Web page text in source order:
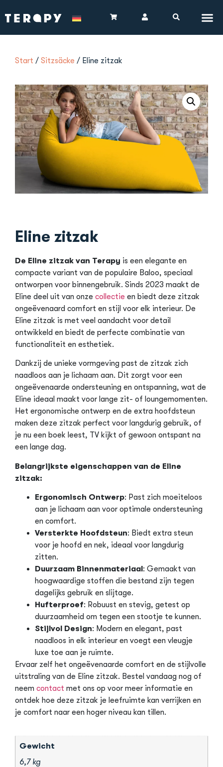
Start / Sitzsäcke / Eline zitzak
Eline zitzak
De Eline zitzak van Terapy is een elegante en
compacte variant van de populaire Baloo, speciaal
ontworpen voor binnengebruik. Sinds 2023 maakt de
Eline deel uit van onze collectie en biedt deze zitzak
ongeëvenaard comfort en stijl voor elk interieur. De
Eline zitzak is met veel aandacht voor detail
ontwikkeld en biedt de perfecte combinatie van
functionaliteit en esthetiek.
Dankzij de unieke vormgeving past de zitzak zich
naadloos aan je lichaam aan. Dit zorgt voor een
ongeëvenaarde ondersteuning en ontspanning, wat de
Eline ideaal maakt voor lange zit- of loungemomenten.
Het ergonomische ontwerp en de extra hoofdsteun
maken deze zitzak perfect voor langdurig gebruik, of
je nu een boek leest, TV kijkt of gewoon ontspant na
een lange dag.
Belangrijkste eigenschappen van de Eline
zitzak:
Ergonomisch Ontwerp: Past zich moeiteloos
aan je lichaam aan voor optimale ondersteuning
en comfort.
Versterkte Hoofdsteun: Biedt extra steun
voor je hoofd en nek, ideaal voor langdurig
zitten.
Duurzaam Binnenmateriaal: Gemaakt van
hoogwaardige stoffen die bestand zijn tegen
dagelijks gebruik en slijtage.
Hufterproef: Robuust en stevig, getest op
duurzaamheid om tegen een stootje te kunnen.
Stijlvol Design: Modern en elegant, past
naadloos in elk interieur en voegt een vleugje
luxe toe aan je ruimte.
Ervaar zelf het ongeëvenaarde comfort en de stijlvolle
uitstraling van de Eline zitzak. Bestel vandaag nog of
neem contact met ons op voor meer informatie en
ontdek hoe deze zitzak je leefruimte kan verrijken en
je comfort naar een hoger niveau kan tillen.
Gewicht
6,7 kg